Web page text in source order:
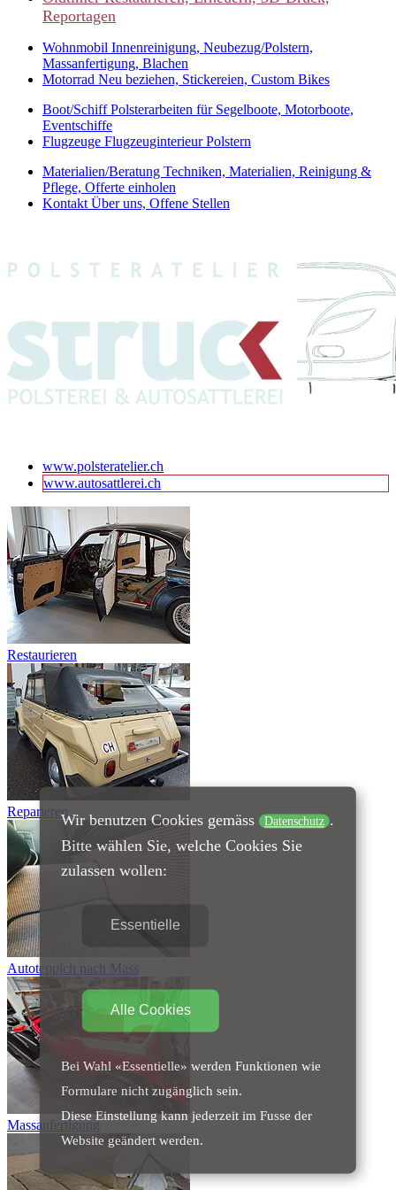
Reportagen
Wohnmobil Innenreinigung, Neubezug/Polstern,
Massanfertigung, Blachen
Motorrad Neu beziehen, Stickereien, Custom Bikes
Boot/SchiffPolsterarbeiten für Segelboote, Motorboote,
Eventschiffe
Flugzeuge Flugzeuginterieur Polstern
Materialien/Beratung Techniken, Materialien, Reinigung &
Pflege, Offerte einholen
KontaktÜber uns, Offene Stellen
www.polsteratelier.ch
www.autosattlerei.ch
Restaurieren
Reparieren
Autoteppich nach Mass
Massanfertigung
Wir benutzen Cookies gemäss Datenschutz .
Bitte wählen Sie, welche Cookies Sie
zulassen wollen:
Essentielle
Alle Cookies
Bei Wahl «Essentielle» werden Funktionen wie
Formulare nicht zugänglich sein.
Diese Einstellung kann jederzeit im Fusse der
Website geändert werden.